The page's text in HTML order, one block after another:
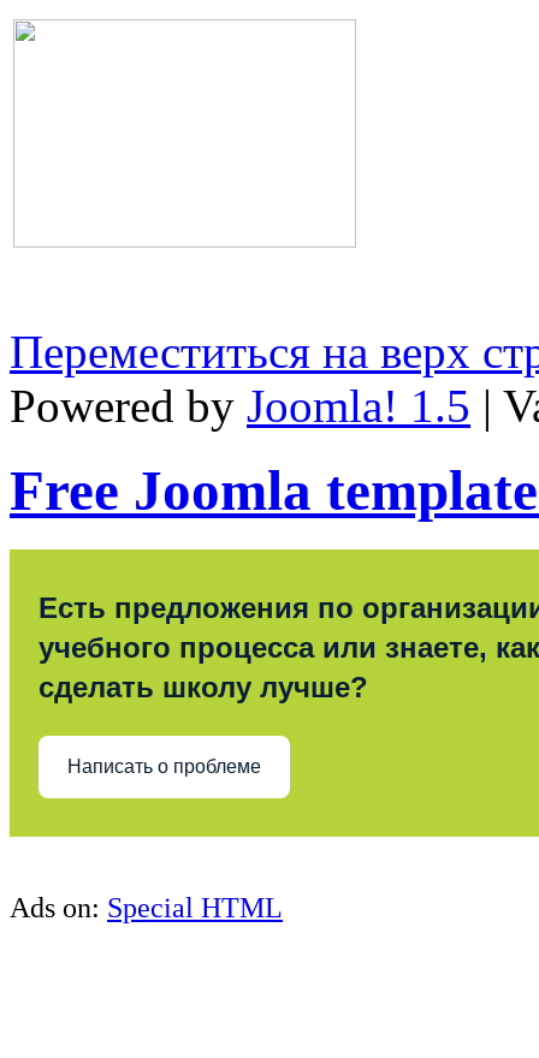
Переместиться на верх
Powered by Joomla! 1.5 |
Free Joomla
Есть предложения по
учебного процесса или знаете, как
сделать школу лучше?
Написать о проблеме
Ads on: Special HTML